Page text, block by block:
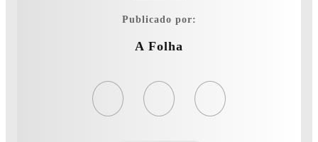
Publicado por:
A Folha